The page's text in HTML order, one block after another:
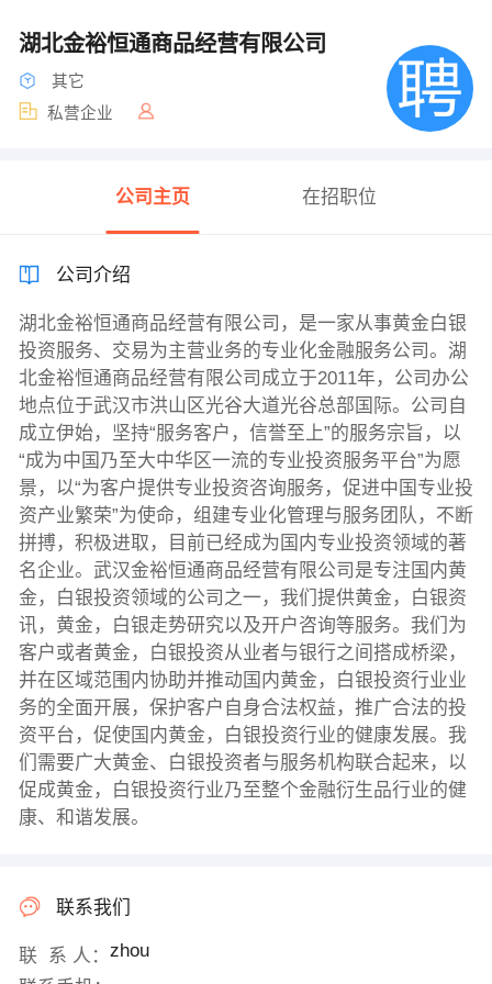
湖北金裕恒通商品经营有限公司
其它
私营企业
公司主页 在招职位
公司介绍
湖北金裕恒通商品经营有限公司，是一家从事黄金白银
投资服务、交易为主营业务的专业化金融服务公司。湖
北金裕恒通商品经营有限公司成立于2011年，公司办公
地点位于武汉市洪山区光谷大道光谷总部国际。公司自
成立伊始，坚持“服务客户，信誉至上”的服务宗旨，以
“成为中国乃至大中华区一流的专业投资服务平台”为愿
景，以“为客户提供专业投资咨询服务，促进中国专业投
资产业繁荣”为使命，组建专业化管理与服务团队，不断
拼搏，积极进取，目前已经成为国内专业投资领域的著
名企业。武汉金裕恒通商品经营有限公司是专注国内黄
金，白银投资领域的公司之一，我们提供黄金，白银资
讯，黄金，白银走势研究以及开户咨询等服务。我们为
客户或者黄金，白银投资从业者与银行之间搭成桥梁，
并在区域范围内协助并推动国内黄金，白银投资行业业
务的全面开展，保护客户自身合法权益，推广合法的投
资平台，促使国内黄金，白银投资行业的健康发展。我
们需要广大黄金、白银投资者与服务机构联合起来，以
促成黄金，白银投资行业乃至整个金融衍生品行业的健
康、和谐发展。
联系我们
联 系 人： zhou